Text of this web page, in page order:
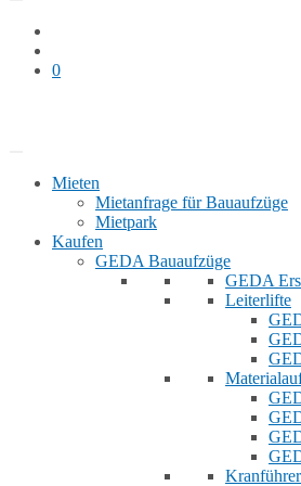
0
Mieten
Mietanfrage für Bauaufzüge
Mietpark
Kaufen
GEDA Bauaufzüge
GEDA
Leiterlifte